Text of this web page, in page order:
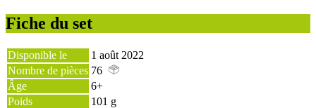
Fiche du set
Disponible le
1 août 2022
Nombre de pièces 76
Âge
6+
Poids
101 g